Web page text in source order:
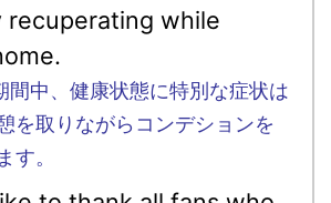
recuperating while
間中、健康状態に特別な症状は
を取りながらコンデションを
す。